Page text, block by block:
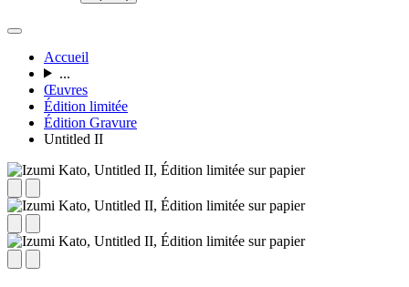
Accueil
...
Œuvres
Édition limitée
Édition Gravure
Untitled II